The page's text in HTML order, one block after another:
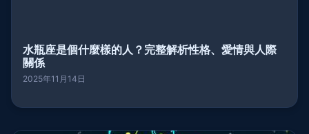
水瓶座是個什麼樣的人？完整解析性格、愛情與人際
關係
2025年11月14日